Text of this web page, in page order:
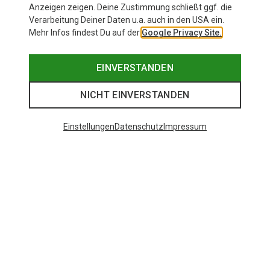
Anzeigen zeigen. Deine Zustimmung schließt ggf. die
Verarbeitung Deiner Daten u.a. auch in den USA ein.
Mehr Infos findest Du auf der Google Privacy Site.
EINVERSTANDEN
NICHT EINVERSTANDEN
EinstellungenDatenschutz Impressum